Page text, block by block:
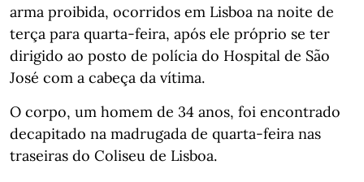
arma proibida, ocorridos em Lisboa na noite de
terça para quarta-feira, após ele próprio se ter
dirigido ao posto de polícia do Hospital de São
José com a cabeça da vítima.
O corpo, um homem de 34 anos, foi encontrado
decapitado na madrugada de quarta-feira nas
traseiras do Coliseu de Lisboa.